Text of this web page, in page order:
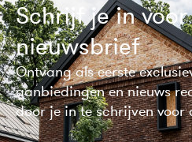
Schrijf je in
nieuwsbrief
Ontvang als eerste
aanbiedingen en nieuws
door je in te schrijven voor